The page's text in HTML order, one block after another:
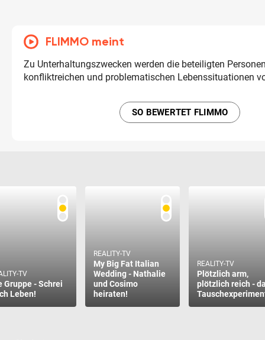
FLIMMO meint
Zu Unterhaltungszwecken werden die beteiligten
konfliktreichen und problematischen Lebenssituationen
SO BEWERTET FLIMMO
TV
Gruppe - Schrei
Leben!
REALITY-TV
My Big Fat Italian
Wedding - Nathalie
und Cosimo
heiraten!
REALITY-TV
Plötzlich arm,
plötzlich reich -